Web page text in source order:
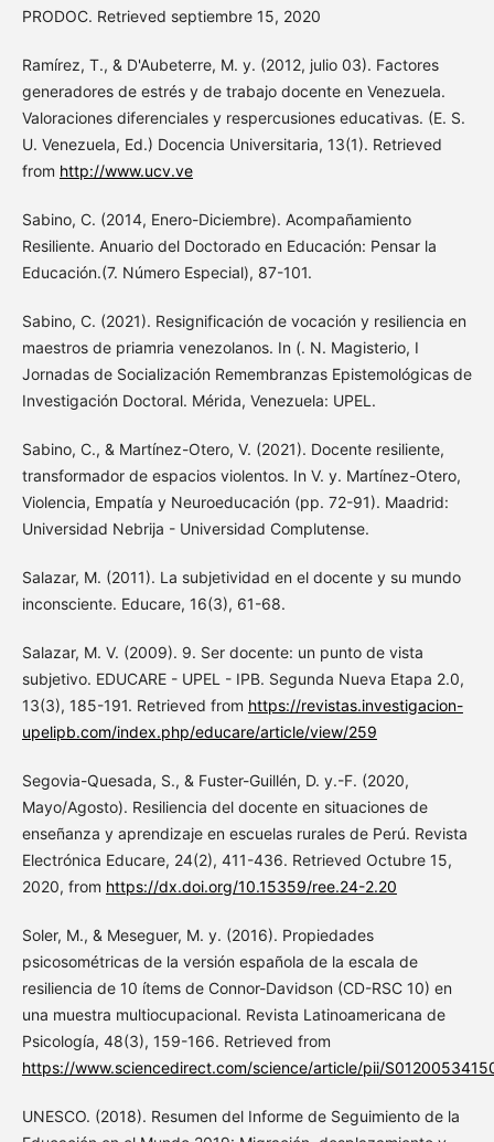
PRODOC. Retrieved septiembre 15, 2020
Ramírez, T., & D'Aubeterre, M. y. (2012, julio 03). Factores
generadores de estrés y de trabajo docente en Venezuela.
Valoraciones diferenciales y respercusiones educativas. (E. S.
U. Venezuela, Ed.) Docencia Universitaria, 13(1). Retrieved
from http://www.ucv.ve
Sabino, C. (2014, Enero-Diciembre). Acompañamiento
Resiliente. Anuario del Doctorado en Educación: Pensar la
Educación.(7. Número Especial), 87-101.
Sabino, C. (2021). Resignificación de vocación y resiliencia en
maestros de priamria venezolanos. In (. N. Magisterio, I
Jornadas de Socialización Remembranzas Epistemológicas de
Investigación Doctoral. Mérida, Venezuela: UPEL.
Sabino, C., & Martínez-Otero, V. (2021). Docente resiliente,
transformador de espacios violentos. In V. y. Martínez-Otero,
Violencia, Empatía y Neuroeducación (pp. 72-91). Maadrid:
Universidad Nebrija - Universidad Complutense.
Salazar, M. (2011). La subjetividad en el docente y su mundo
inconsciente. Educare, 16(3), 61-68.
Salazar, M. V. (2009). 9. Ser docente: un punto de vista
subjetivo. EDUCARE - UPEL - IPB. Segunda Nueva Etapa 2.0,
13(3), 185-191. Retrieved from https://revistas.investigacion-
upelipb.com/index.php/educare/article/view/259
Segovia-Quesada, S., & Fuster-Guillén, D. y.-F. (2020,
Mayo/Agosto). Resiliencia del docente en situaciones de
enseñanza y aprendizaje en escuelas rurales de Perú. Revista
Electrónica Educare, 24(2), 411-436. Retrieved Octubre 15,
2020, from https://dx.doi.org/10.15359/ree.24-2.20
Soler, M., & Meseguer, M. y. (2016). Propiedades
psicosométricas de la versión española de la escala de
resiliencia de 10 ítems de Connor-Davidson (CD-RSC 10) en
una muestra multiocupacional. Revista Latinoamericana de
Psicología, 48(3), 159-166. Retrieved from
https://www.sciencedirect.com/science/article/pii/
UNESCO. (2018). Resumen del Informe de Seguimiento de la